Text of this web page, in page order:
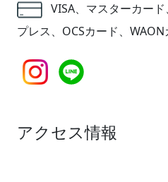
VISA、マスターカー
プレス、OCSカード、WAON
アクセス情報